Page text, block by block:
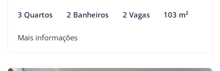
3 Quartos 2 Banheiros 2 Vagas 103 m²
Mais informações